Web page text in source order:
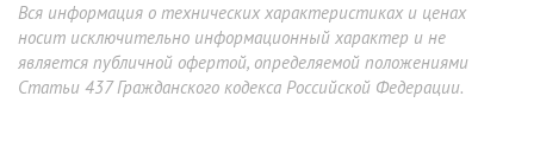
Вся информация о технических характеристиках и ценах
носит исключительно информационный характер и не
является публичной офертой, определяемой положениями
Статьи 437 Гражданского кодекса Российской Федерации.